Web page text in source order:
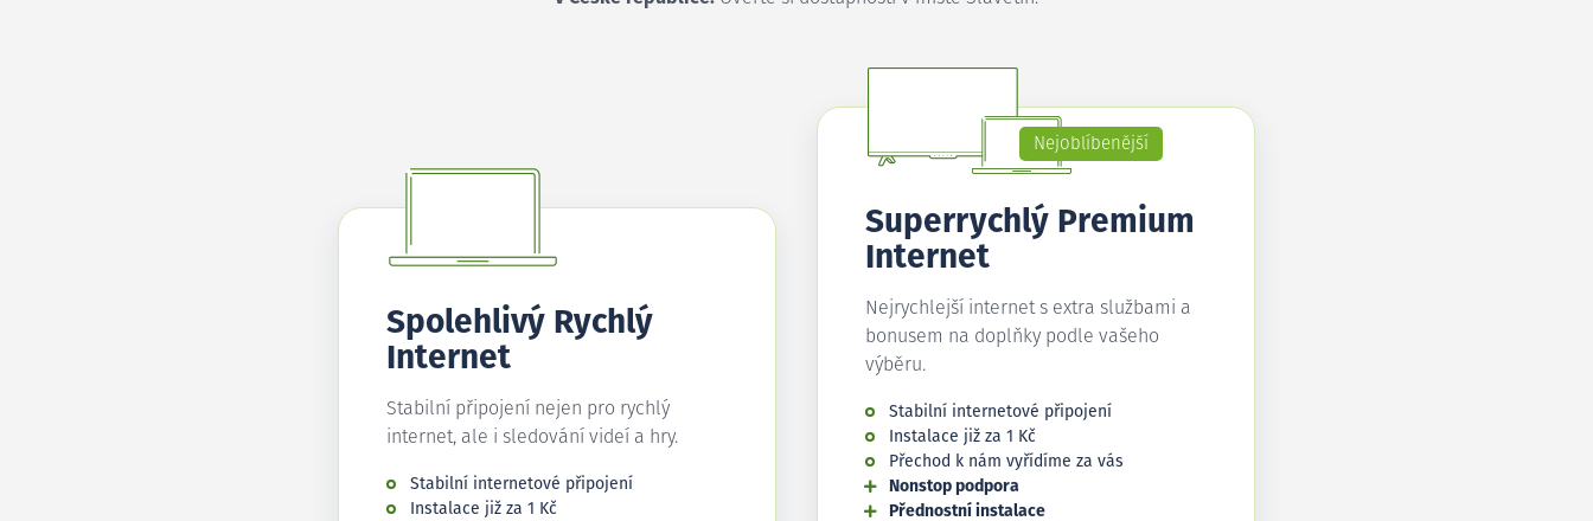
Spolehlivý Rychlý
Internet
Stabilní připojení nejen pro rychlý
internet, ale i sledování videí a hry.
Stabilní internetové připojení
Instalace již za 1 Kč
Nejoblíbenější
Superrychlý Premium
Internet
Nejrychlejší internet s extra službami a
bonusem na doplňky podle vašeho
výběru.
Stabilní internetové připojení
Instalace již za 1 Kč
Přechod k nám vyřídíme za vás
Nonstop podpora
Přednostní instalace